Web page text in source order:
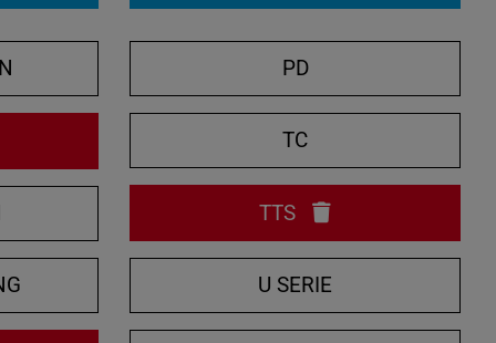
f
n
/
c
l
PD
TC
TTS
U SERIE